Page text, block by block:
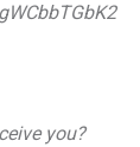
you?